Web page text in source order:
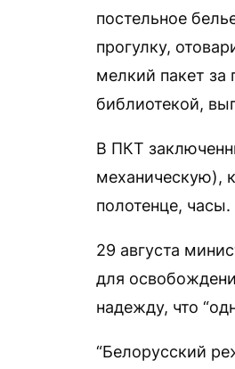
постельное
прогулку,
мелкий пакет за
библиотекой,
В ПКТ
механическую),
полотенце,
29 августа
для
надежду, что
“Белорусский